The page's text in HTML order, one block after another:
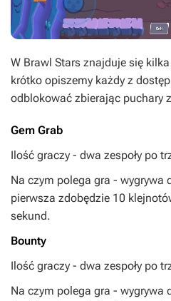
W Brawl Stars znajduje się
krótko opiszemy każdy z
odblokować zbierając puchary
Gem Grab
Ilość graczy - dwa zespoły po
Na czym polega gra - wygrywa
pierwsza zdobędzie 10
sekund.
Bounty
Ilość graczy - dwa zespoły po
Na czym polega gra - wygrywa